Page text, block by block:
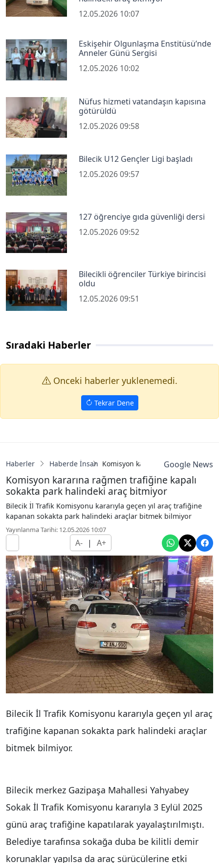
12.05.2026 10:07
Eskişehir Olgunlaşma Enstitüsü’nde
Anneler Günü Sergisi
12.05.2026 10:02
Nüfus hizmeti vatandaşın kapısına
götürüldü
12.05.2026 09:58
Bilecik U12 Gençler Ligi başladı
12.05.2026 09:57
127 öğrenciye gıda güvenliği dersi
12.05.2026 09:52
Bilecikli öğrenciler Türkiye birincisi
oldu
12.05.2026 09:51
Sıradaki Haberler
Onceki haberler yuklenemedi.
Tekrar Dene
Haberler Haberde İnsan Komisyon kararına rağmen
Google News
Komisyon kararına rağmen trafiğine kapalı
sokakta park halindeki araç bitmiyor
Bilecik İl Trafik Komisyonu kararıyla geçen yıl araç trafiğine
kapanan sokakta park halindeki araçlar bitmek bilmiyor
Yayınlanma Tarihi: 12.05.2026 10:07
A- | A+
Bilecik İl Trafik Komisyonu kararıyla geçen yıl araç
trafiğine kapanan sokakta park halindeki araçlar
bitmek bilmiyor.
Bilecik merkez Gazipaşa Mahallesi Yahyabey
Sokak İl Trafik Komisyonu kararıyla 3 Eylül 2025
günü araç trafiğine kapatılarak yayalaştırılmıştı.
Belediye tarafınsa sokağa duba be kilitli demir
korunaklar yapılsa da araç sürücülerine etki